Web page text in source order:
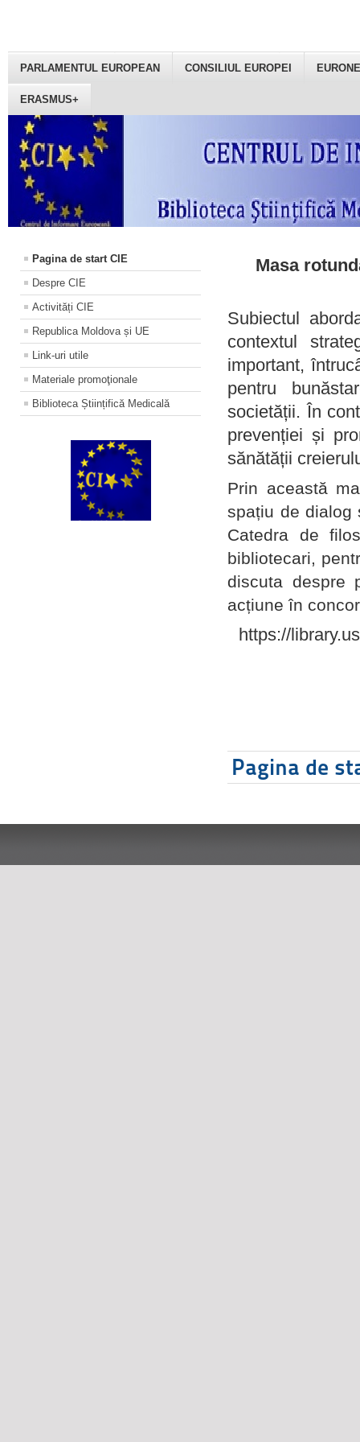
PARLAMENTUL EUROPEAN CONSILIUL EUROPEI
ERASMUS+
Pagina de start CIE
Despre CIE
Activități CIE
Republica Moldova și UE
Link-uri utile
Materiale promoţionale
Biblioteca Științifică Medicală
Masa
Subiectul
contextul
important,
pentru
societății. În
prevenției și
sănătății
Prin această
spațiu de dialog
Catedra de
bibliotecari,
discuta despre
acțiune în
https://
Pagina de